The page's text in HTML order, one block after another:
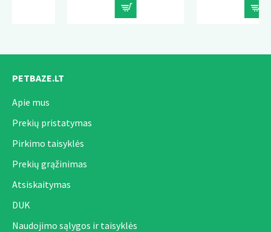
PETBAZE.LT
Apie mus
Prekių pristatymas
Pirkimo taisyklės
Prekių grąžinimas
Atsiskaitymas
DUK
Naudojimo sąlygos ir taisyklės